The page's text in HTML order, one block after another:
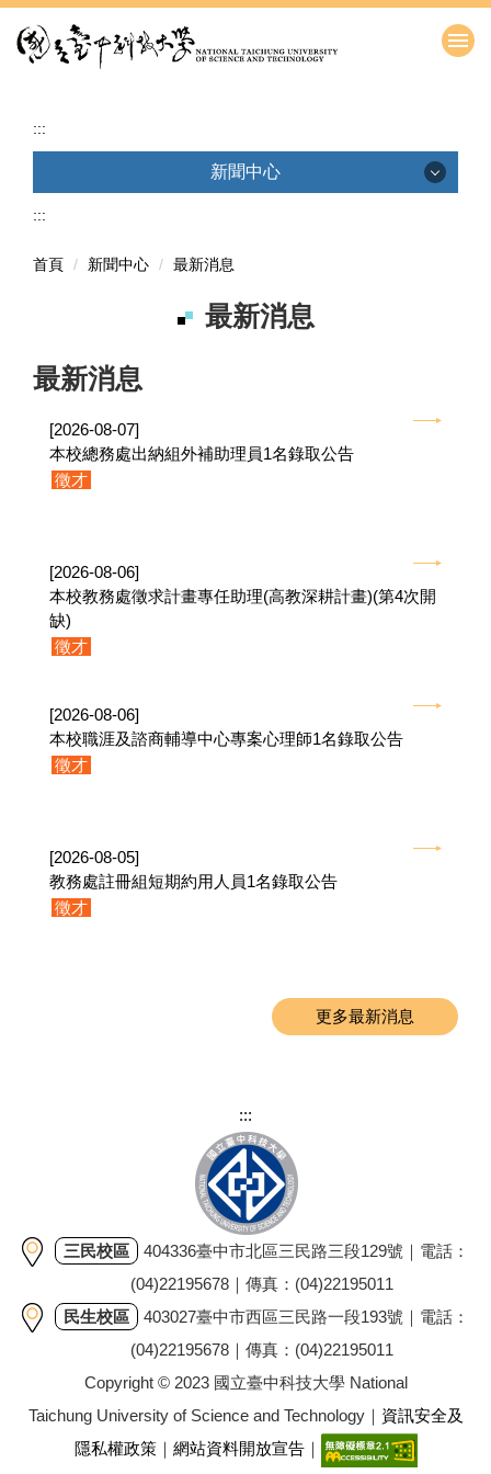
到
:::
新聞中心
首頁新聞
:::
首頁 新聞中心 最新消息
最新消息
最新消息
[2026-08-07]
本校總務處出納組外補助理員1名錄取公告
徵才
[2026-08-06]
本校教務處徵求計畫專任助理(高教深耕計畫)(第4次開
缺)
徵才
[2026-08-06]
本校職涯及諮商輔導中心專案心理師1名錄取公告
徵才
[2026-08-05]
教務處註冊組短期約用人員1名錄取公告
徵才
更多最新消息
:::
三民校區
404336臺中市北區三民路三段129號｜電話：
(04)22195678｜傳真：(04)22195011
民生校區
403027臺中市西區三民路一段193號｜電話：
(04)22195678｜傳真：(04)22195011
Copyright © 2023 國立臺中科技大學 National
Taichung University of Science and Technology｜ 資訊安全及
隱私權政策｜ 網站資料開放宣告｜